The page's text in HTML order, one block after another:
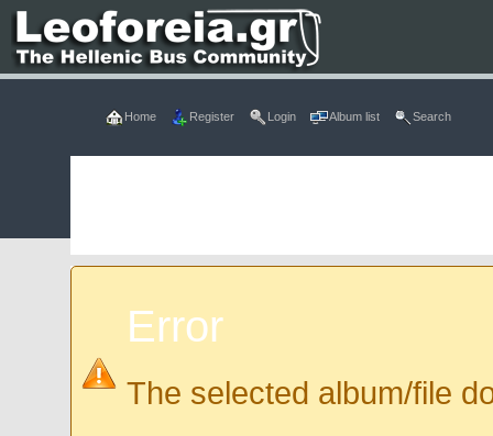
Home Register Login Album list Search
Error
The selected album/file